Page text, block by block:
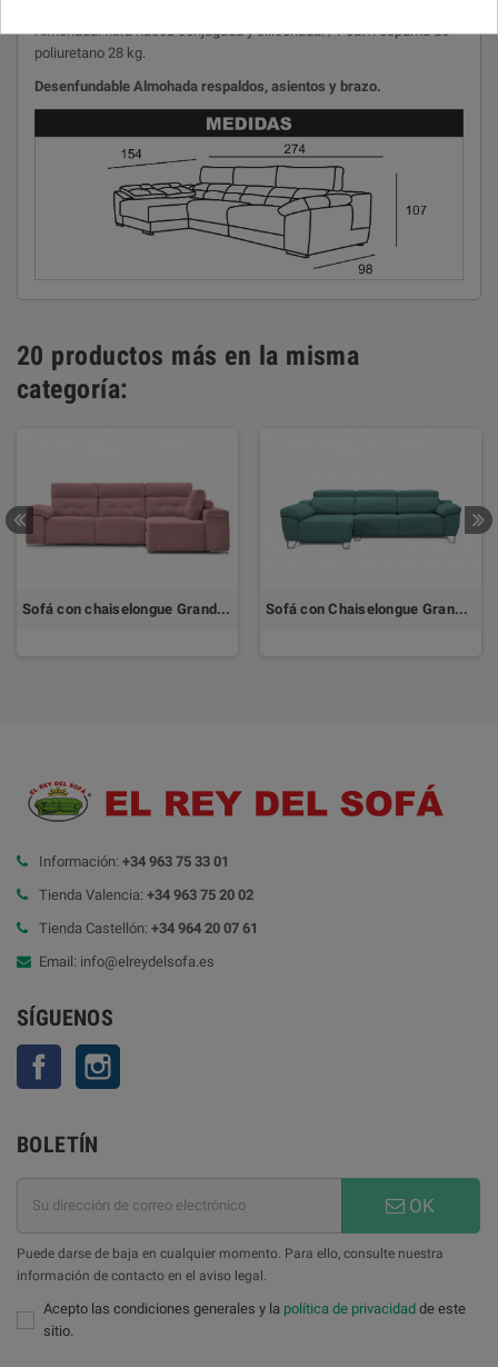
Almohada: fibra hueca conjugada y siliconada. / Pouff: espuma de
poliuretano 28 kg.
Desenfundable Almohada respaldos, asientos y brazo.
20 productos más en la misma
categoría:
Sofá con chaiselongue Grande QUEEN by ACHE Sofá con Chaiselongue Grande DALLAS
Información: +34 963 75 33 01
Tienda Valencia: +34 963 75 20 02
Tienda Castellón: +34 964 20 07 61
Email: info@elreydelsofa.es
SÍGUENOS
Facebook
BOLETÍN
OK
Puede darse de baja en cualquier momento. Para ello, consulte nuestra
información de contacto en el aviso legal.
Acepto las condiciones generales y la política de privacidad de este
sitio.